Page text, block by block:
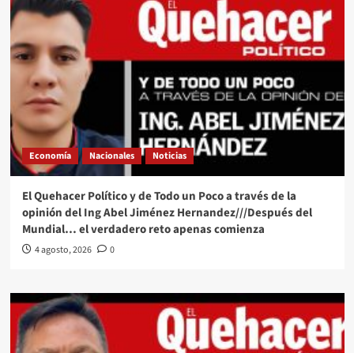
Economía Nacionales Noticias
El Quehacer Político y de Todo un Poco a través de la
opinión del Ing Abel Jiménez Hernandez///Después del
Mundial… el verdadero reto apenas comienza
4 agosto, 2026 0